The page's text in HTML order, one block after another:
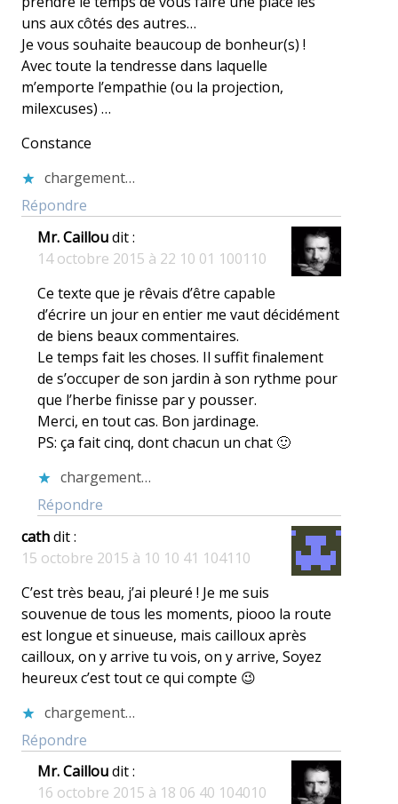
uns aux côtés des autres…
Je vous souhaite beaucoup de bonheur(s) !
Avec toute la tendresse dans laquelle
m’emporte l’empathie (ou la projection,
milexcuses) …
Constance
chargement…
Répondre
Mr. Cailloudit :
14 octobre 2015 à 22 10 01 100110
Ce texte que je rêvais d’être capable
d’écrire un jour en entier me vaut décidément
de biens beaux commentaires.
Le temps fait les choses. Il suffit finalement
de s’occuper de son jardin à son rythme pour
que l’herbe finisse par y pousser.
Merci, en tout cas. Bon jardinage.
PS: ça fait cinq, dont chacun un chat 🙂
chargement…
Répondre
cathdit :
15 octobre 2015 à 10 10 41 104110
C’est très beau, j’ai pleuré ! Je me suis
souvenue de tous les moments, piooo la route
est longue et sinueuse, mais cailloux après
cailloux, on y arrive tu vois, on y arrive, Soyez
heureux c’est tout ce qui compte 😉
chargement…
Répondre
Mr. Cailloudit :
16 octobre 2015 à 18 06 40 104010